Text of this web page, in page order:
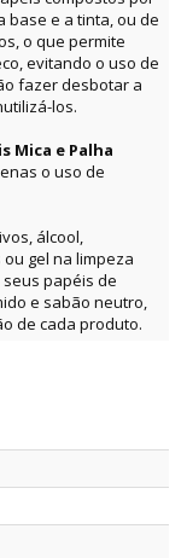
base e a tinta, ou de
o que permite
evitando o uso de
fazer desbotar a
los.
Mica e Palha
o uso de
álcool,
gel na limpeza
papéis de
e sabão neutro,
de cada produto.